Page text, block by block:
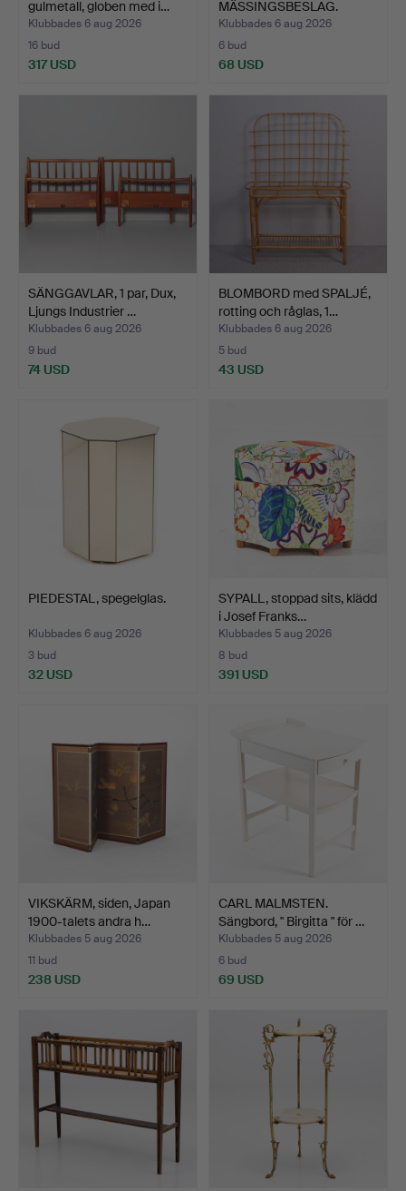
gulmetall, globen med i…
Klubbades 6 aug 2026
16 bud
317 USD
MÄSSINGSBESLAG.
Klubbades 6 aug 2026
6 bud
68 USD
SÄNGGAVLAR, 1 par, Dux,
Ljungs Industrier …
Klubbades 6 aug 2026
9 bud
74 USD
BLOMBORD med SPALJÉ,
rotting och råglas, 1…
Klubbades 6 aug 2026
5 bud
43 USD
PIEDESTAL, spegelglas.
Klubbades 6 aug 2026
3 bud
32 USD
SYPALL, stoppad sits, klädd
i Josef Franks…
Klubbades 5 aug 2026
8 bud
391 USD
VIKSKÄRM, siden, Japan
1900-talets andra h…
Klubbades 5 aug 2026
11 bud
238 USD
CARL MALMSTEN.
Sängbord, " Birgitta " för …
Klubbades 5 aug 2026
6 bud
69 USD